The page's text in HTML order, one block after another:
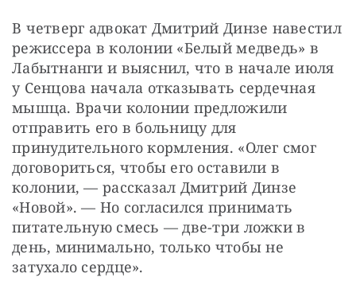
В четверг адвокат Дмитрий Динзе навестил
режиссера в колонии «Белый медведь» в
Лабытнанги и выяснил, что в начале июля
у Сенцова начала отказывать сердечная
мышца. Врачи колонии предложили
отправить его в больницу для
принудительного кормления. «Олег смог
договориться, чтобы его оставили в
колонии, — рассказал Дмитрий Динзе
«Новой». — Но согласился принимать
питательную смесь — две-три ложки в
день, минимально, только чтобы не
затухало сердце».